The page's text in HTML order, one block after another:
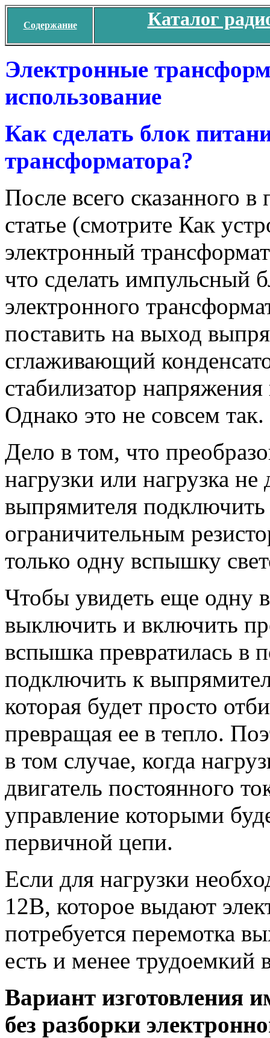
Содержание Каталог
Электронные
использование
Как сделать блок
трансформатора?
После всего сказанного
статье (смотрите Как
электронный
что сделать импульсный
электронного
поставить на выход
сглаживающий
стабилизатор
Однако это не совсем так.
Дело в том, что
нагрузки или нагрузка
выпрямителя подключить
ограничительным
только одну вспышку
Чтобы увидеть еще одну
выключить и включить
вспышка превратилась в
подключить к
которая будет просто
превращая ее в тепло.
в том случае, когда
двигатель постоянного
управление которыми
первичной цепи.
Если для нагрузки
12В, которое выдают
потребуется перемотка
есть и менее трудоемкий
Вариант изготовления
без разборки